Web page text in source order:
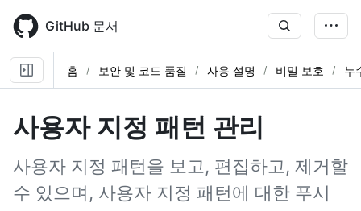
main
content
GitHub 문서
홈 보안 및 코드 품질 사용 설명 비밀 보호 누
사용자 지정 패턴 관리
사용자 지정 패턴을 보고, 편집하고, 제거할
수 있으며, 사용자 지정 패턴에 대한 푸시